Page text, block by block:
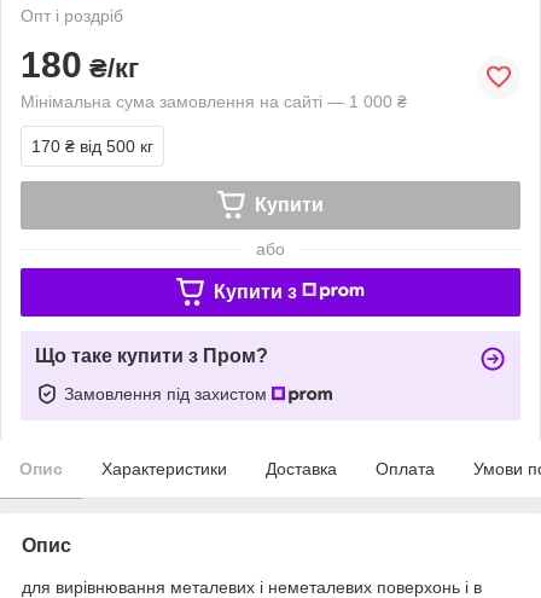
Опт і роздріб
180 ₴/кг
Мінімальна сума замовлення на сайті — 1 000 ₴
170 ₴ від 500 кг
Купити
або
Купити з
Що таке купити з Пром?
Замовлення під захистом
Опис Характеристики Доставка Оплата Умови
Опис
для вирівнювання металевих і неметалевих поверхонь і в